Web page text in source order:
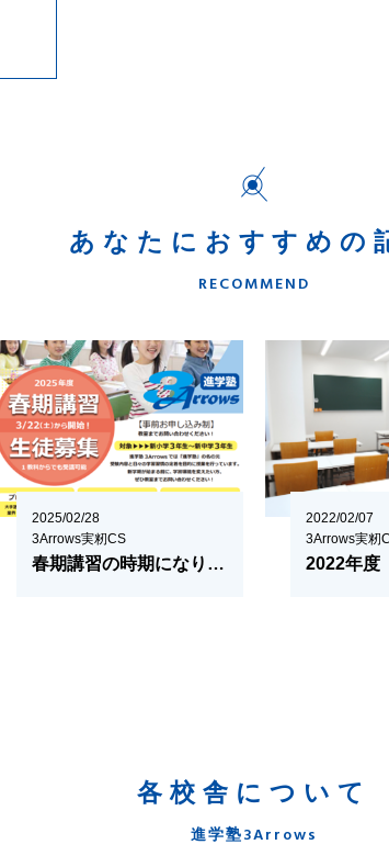
あなたにおすすめの
RECOMMEND
2025/02/28
3Arrows実籾CS
春期講習の時期になりました
2022/02/07
3Arrows実籾
各校舎について
進学塾3Arrows